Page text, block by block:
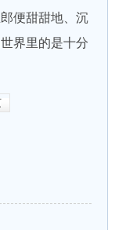
便甜甜地、沉
界里的是十分